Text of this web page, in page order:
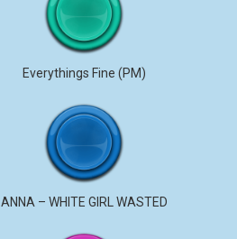
Everythings Fine (PM)
ANNA – WHITE GIRL WASTED